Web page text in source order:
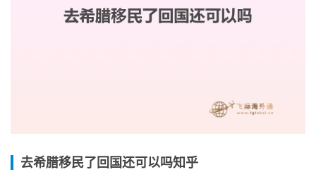
去希腊移民了回国还可以吗知乎